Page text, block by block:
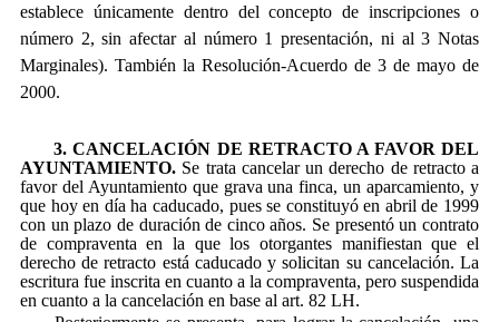
establece únicamente dentro del concepto de inscripciones o
número 2, sin afectar al número 1 presentación, ni al 3 Notas
Marginales). También la Resolución-Acuerdo de 3 de mayo de
2000.
3. CANCELACIÓN DE RETRACTO A FAVOR DEL
AYUNTAMIENTO. Se trata cancelar un derecho de retracto a
favor del Ayuntamiento que grava una finca, un aparcamiento, y
que hoy en día ha caducado, pues se constituyó en abril de 1999
con un plazo de duración de cinco años. Se presentó un contrato
de compraventa en la que los otorgantes manifiestan que el
derecho de retracto está caducado y solicitan su cancelación. La
escritura fue inscrita en cuanto a la compraventa, pero suspendida
en cuanto a la cancelación en base al art. 82 LH.